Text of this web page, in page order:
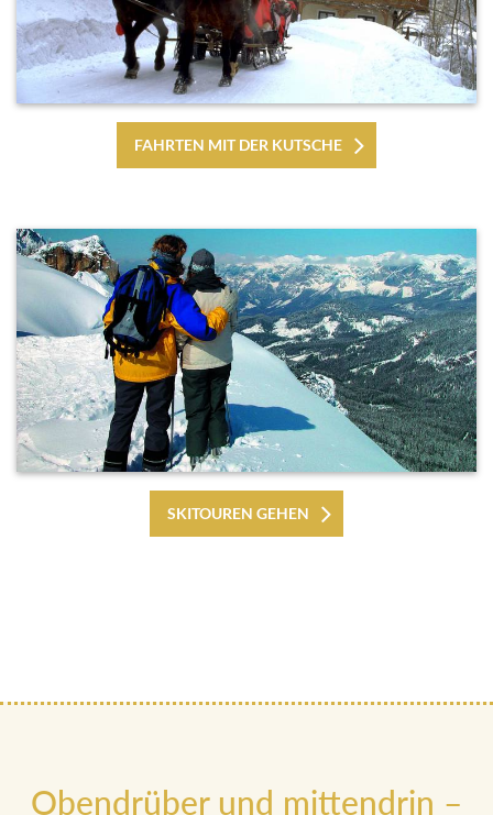
FAHRTEN MIT DER KUTSCHE
SKITOUREN GEHEN
Obendrüber und mittendrin –